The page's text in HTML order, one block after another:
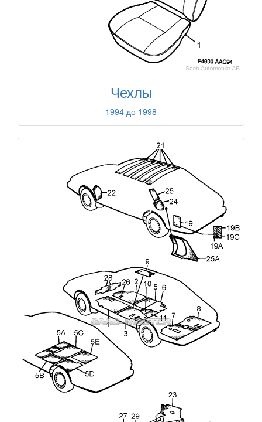
Чехлы
1994 до 1998